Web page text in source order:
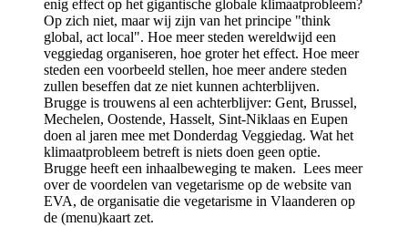
enig effect op het gigantische globale klimaatprobleem?
Op zich niet, maar wij zijn van het principe "think
global, act local". Hoe meer steden wereldwijd een
veggiedag organiseren, hoe groter het effect. Hoe meer
steden een voorbeeld stellen, hoe meer andere steden
zullen beseffen dat ze niet kunnen achterblijven.
Brugge is trouwens al een achterblijver: Gent, Brussel,
Mechelen, Oostende, Hasselt, Sint-Niklaas en Eupen
doen al jaren mee met Donderdag Veggiedag. Wat het
klimaatprobleem betreft is niets doen geen optie.
Brugge heeft een inhaalbeweging te maken. Lees meer
over de voordelen van vegetarisme op de website van
EVA, de organisatie die vegetarisme in Vlaanderen op
de (menu)kaart zet.